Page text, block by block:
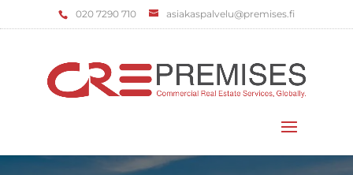
‌020 7290 710 asiakaspalvelu@premises.fi